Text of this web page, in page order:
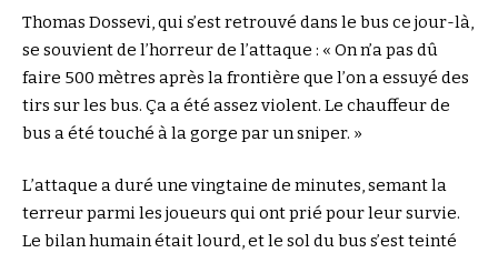
Thomas Dossevi, qui s’est retrouvé dans le bus ce jour-là,
se souvient de l’horreur de l’attaque : « On n’a pas dû
faire 500 mètres après la frontière que l’on a essuyé des
tirs sur les bus. Ça a été assez violent. Le chauffeur de
bus a été touché à la gorge par un sniper. »
L’attaque a duré une vingtaine de minutes, semant la
terreur parmi les joueurs qui ont prié pour leur survie.
Le bilan humain était lourd, et le sol du bus s’est teinté